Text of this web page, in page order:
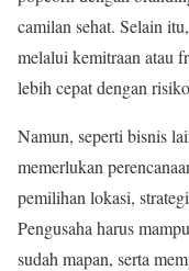
camilan sehat. Selain
melalui kemitraan atau
lebih cepat dengan
Namun, seperti bisnis
memerlukan
pemilihan lokasi,
Pengusaha harus
sudah mapan, serta